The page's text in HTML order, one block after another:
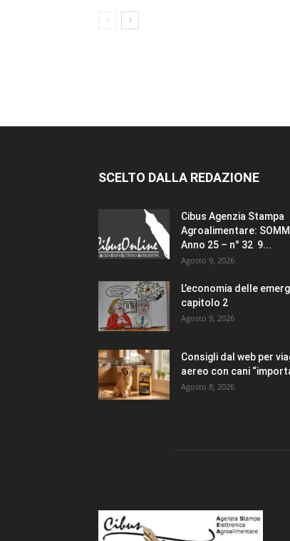
SCELTO DALLA REDAZIONE
Cibus Agenzia Stampa
Agroalimentare:
Anno 25 – n° 32 9...
Agosto 9, 2026
L’economia delle
capitolo 2
Agosto 9, 2026
Consigli dal web per
aereo con cani
Agosto 8, 2026